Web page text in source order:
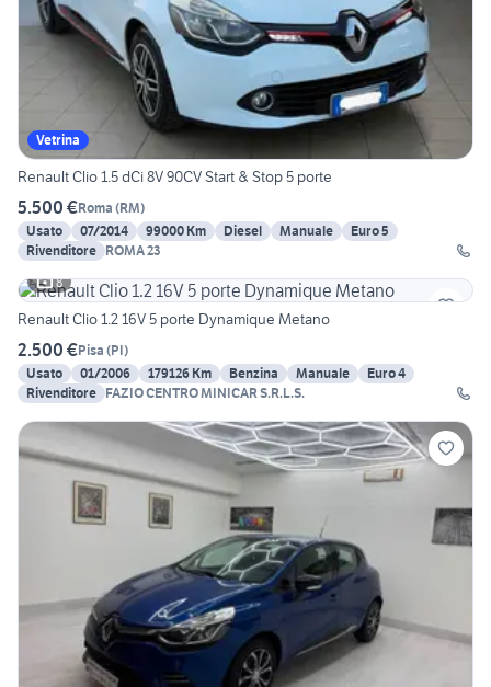
Vetrina
Renault Clio 1.5 dCi 8V 90CV Start & Stop 5 porte
5.500 €Roma (RM)
Usato
07/2014 99000 Km Diesel Manuale
Euro 5
Rivenditore ROMA 23
8
Renault Clio 1.2 16V 5 porte Dynamique Metano
2.500 €Pisa (PI)
Usato
01/2006 179126 Km Benzina Manuale
Euro 4
Rivenditore FAZIO CENTRO MINICAR S.R.L.S.